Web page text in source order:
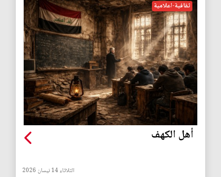
ثقافية-اعلامية
أهل الكهف
الثلاثاء 14 نيسان 2026